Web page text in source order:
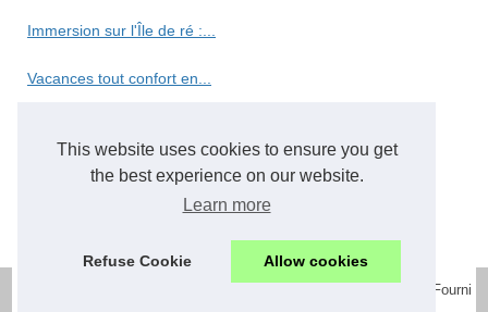
This website uses cookies to ensure you get
the best experience on our website.
Learn more
Refuse Cookie Allow cookies
Immersion sur l'Île de ré :...
Vacances tout confort en...
Évadez-vous au camping...
| Fourni